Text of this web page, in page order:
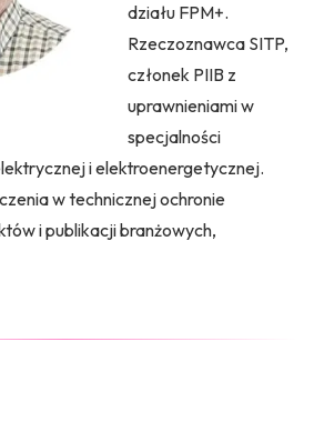
działu FPM+.
Rzeczoznawca SITP,
członek PIIB z
uprawnieniami w
specjalności
i elektroenergetycznej.
w technicznej ochronie
i publikacji branżowych,